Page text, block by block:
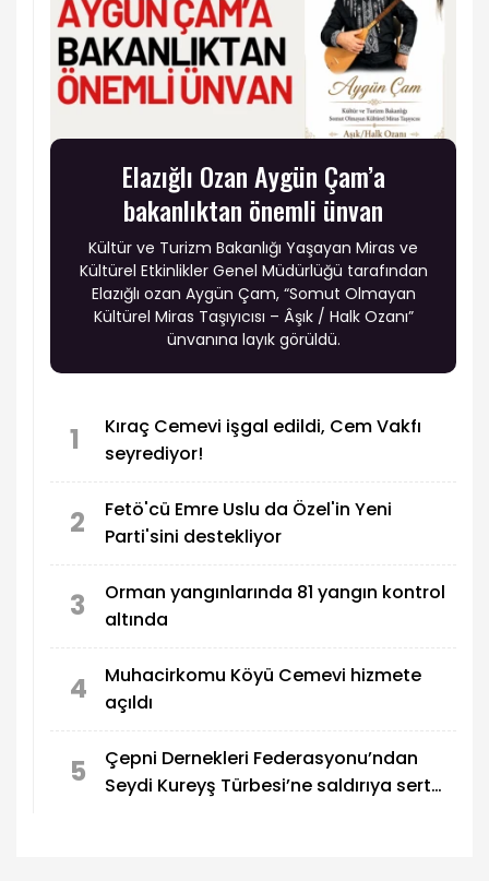
Elazığlı Ozan Aygün Çam’a
bakanlıktan önemli ünvan
Kültür ve Turizm Bakanlığı Yaşayan Miras ve
Kültürel Etkinlikler Genel Müdürlüğü tarafından
Elazığlı ozan Aygün Çam, “Somut Olmayan
Kültürel Miras Taşıyıcısı – Âşık / Halk Ozanı”
ünvanına layık görüldü.
1
Kıraç Cemevi işgal edildi, Cem Vakfı
seyrediyor!
2
Fetö'cü Emre Uslu da Özel'in Yeni
Parti'sini destekliyor
3
Orman yangınlarında 81 yangın kontrol
altında
4
Muhacirkomu Köyü Cemevi hizmete
açıldı
5
Çepni Dernekleri Federasyonu’ndan
Seydi Kureyş Türbesi’ne saldırıya sert